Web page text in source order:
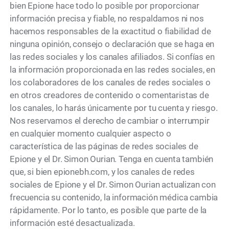
bien Epione hace todo lo posible por proporcionar
información precisa y fiable, no respaldamos ni nos
hacemos responsables de la exactitud o fiabilidad de
ninguna opinión, consejo o declaración que se haga en
las redes sociales y los canales afiliados. Si confías en
la información proporcionada en las redes sociales, en
los colaboradores de los canales de redes sociales o
en otros creadores de contenido o comentaristas de
los canales, lo harás únicamente por tu cuenta y riesgo.
Nos reservamos el derecho de cambiar o interrumpir
en cualquier momento cualquier aspecto o
característica de las páginas de redes sociales de
Epione y el Dr. Simon Ourian. Tenga en cuenta también
que, si bien epionebh.com, y los canales de redes
sociales de Epione y el Dr. Simon Ourian actualizan con
frecuencia su contenido, la información médica cambia
rápidamente. Por lo tanto, es posible que parte de la
información esté desactualizada.